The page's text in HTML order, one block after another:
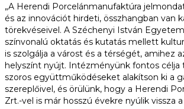
„A Herendi Porcelánmanufaktúra
és az innovációt hirdeti, összhangban van
törekvéseivel. A Széchenyi István
színvonalú oktatás és kutatás mellett
is szolgálja a várost és a térségét, amihez
helyszínt nyújt. Intézményünk fontos célja
szoros együttműködéseket alakítson ki a
szereplőivel, és örülünk, hogy a Herendi
Zrt.-vel is már hosszú évekre nyúlik vissza